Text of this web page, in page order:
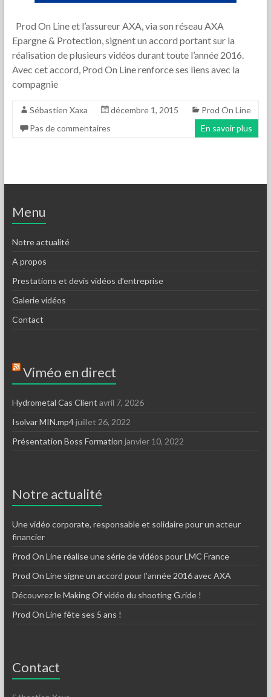
Prod On Line et l’assureur AXA, via son réseau AXA
Epargne & Protection, signent un accord portant sur la
réalisation de plusieurs vidéos durant toute l’année 2016.
Avec cet accord, Prod On Line renforce ses liens avec la
compagnie
Sébastien Xaxa décembre 1, 2015
Prod On Line
Pas de commentaires
En savoir plus
Menu
Notre actualité
A propos
Prestations et devis vidéos d’entreprise
Galerie vidéos
Contact
Viméo en direct
Hydrometal Cas Client avril 7, 2026
Isolvar MIN.mp4juillet 26, 2022
Présentation Boss Formation janvier 10, 2022
Notre actualité
Une vidéo corporate, responsable et solidaire pour un acteur
financier
Prod On Line réalise une série de vidéos pour LMC France
Prod On Line signe un accord pour l’année 2016 avec AXA
Découvrez le Making Of vidéo du shooting G.ride !
Prod On Line fête ses 5 ans !
Contact